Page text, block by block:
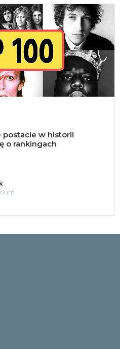
postacie w historii
o rankingach